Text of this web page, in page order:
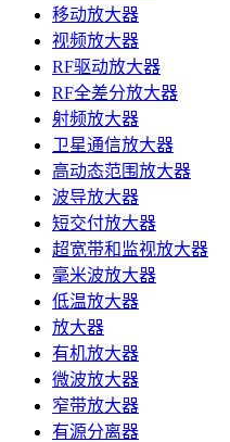
移动放大器
视频放大器
RF驱动放大器
RF全差分放大器
射频放大器
卫星通信放大器
高动态范围放大器
波导放大器
短交付放大器
超宽带和监视放大器
毫米波放大器
低温放大器
放大器
有机放大器
微波放大器
窄带放大器
有源分离器